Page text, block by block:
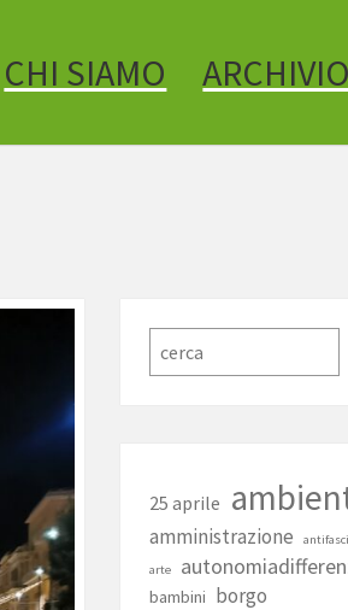
CHI SIAMO ARCHIVIO
25 aprile
amministrazione
arte
bambini borgo